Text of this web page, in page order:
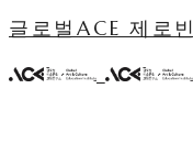
글로벌ACE 제로빈